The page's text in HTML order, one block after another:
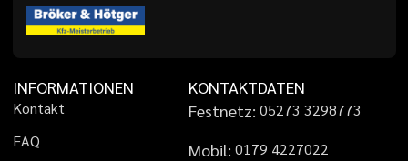
INFORMATIONEN
Kontakt
FAQ
KONTAKTDATEN
Festnetz: 05273 3298773
Mobil: 01 79 4227022